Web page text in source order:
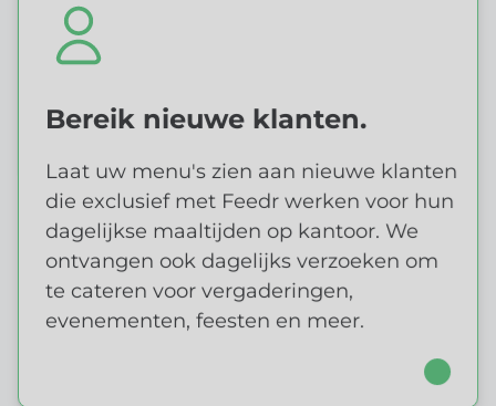
COMMUNITY
BEREIK NIEUWE KLANTEN
Bereik nieuwe klanten.
Laat uw menu's zien aan nieuwe klanten
die exclusief met Feedr werken voor hun
dagelijkse maaltijden op kantoor. We
ontvangen ook dagelijks verzoeken om
te cateren voor vergaderingen,
evenementen, feesten en meer.